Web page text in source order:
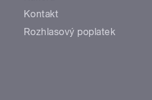
Kontakt
Rozhlasový poplatek